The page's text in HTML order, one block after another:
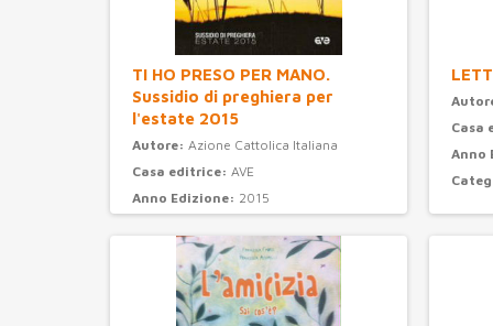
TI HO PRESO PER MANO.
Sussidio di preghiera per
l'estate 2015
Autore: Azione Cattolica Italiana
Casa editrice: AVE
Anno Edizione: 2015
Casa
Anno